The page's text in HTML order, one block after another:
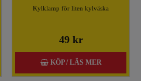
Kylklamp för liten kylväska
49 kr
KÖP / LÄS MER